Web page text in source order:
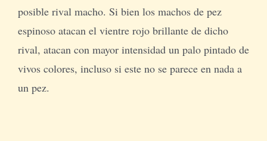
posible rival macho. Si bien los machos de pez
espinoso atacan el vientre rojo brillante de dicho
rival, atacan con mayor intensidad un palo pintado de
vivos colores, incluso si este no se parece en nada a
un pez.